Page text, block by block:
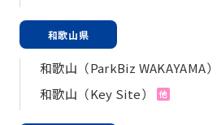
和歌山県
和歌山（ParkBiz WAKAYAMA）
和歌山（Key Site） 他